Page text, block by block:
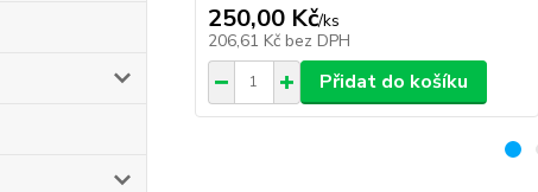
250,00 Kč/ks
206,61 Kč bez DPH
Přidat do košíku